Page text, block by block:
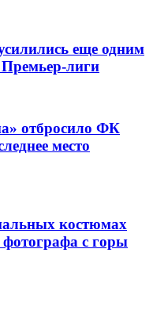
еще одним
лиги
отбросило ФК
место
костюмах
с горы